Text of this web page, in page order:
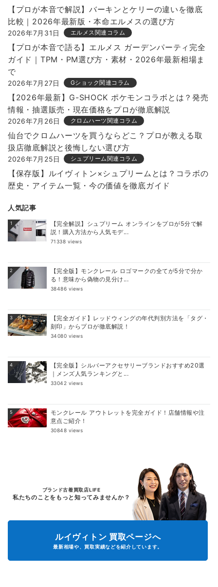
【プロが本音で解説】バーキンとケリーの違いを徹底
比較｜2026年最新版・本命エルメスの選び方
2026年7月31日 エルメス関連コラム
【プロが本音で語る】エルメス ガーデンパーティ完全
ガイド｜TPM・PM選び方・素材・2026年最新相場ま
で
2026年7月27日 Gショック関連コラム
【2026年最新】G-SHOCK ポケモンコラボとは？発売
情報・抽選販売・現在価格をプロが徹底解説
2026年7月26日 クロムハーツ関連コラム
仙台でクロムハーツを買うならどこ？プロが教える取
扱店徹底解説と後悔しない選び方
2026年7月25日 シュプリーム関連コラム
【保存版】ルイヴィトン×シュプリームとは？コラボの
歴史・アイテム一覧・今の価値を徹底ガイド
人気記事
1
【完全解説】シュプリーム オンラインをプロが5分で解
説！購入方法から人気モデ...
71338 views
2
【完全版】モンクレール ロゴマークの全てが5分で分か
る！意味から偽物の見分け...
38486 views
3
【完全ガイド】レッドウィングの年代判別方法を「タグ・
刻印」からプロが徹底解説！
34080 views
4
【完全版】シルバーアクセサリーブランドおすすめ20選
｜メンズ人気ランキングと...
33042 views
5
モンクレール アウトレットを完全ガイド！店舗情報や注
意点ご紹介！
30848 views
ブランド古着買取店LIFE
私たちのことをもっと知ってみませんか？
ルイヴィトン 買取ページへ
最新相場や、買取実績などを紹介しています。